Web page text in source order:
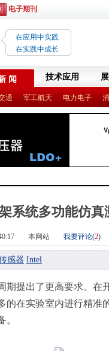
电子期刊
在应用中实践
在实践中成长
闻 技术应用
通 军工航天 电力电子
系统多功能仿真
本网站 我要评论(2)
感器 Intel
期提出了更高要求。在
的在实验室内进行精准
。